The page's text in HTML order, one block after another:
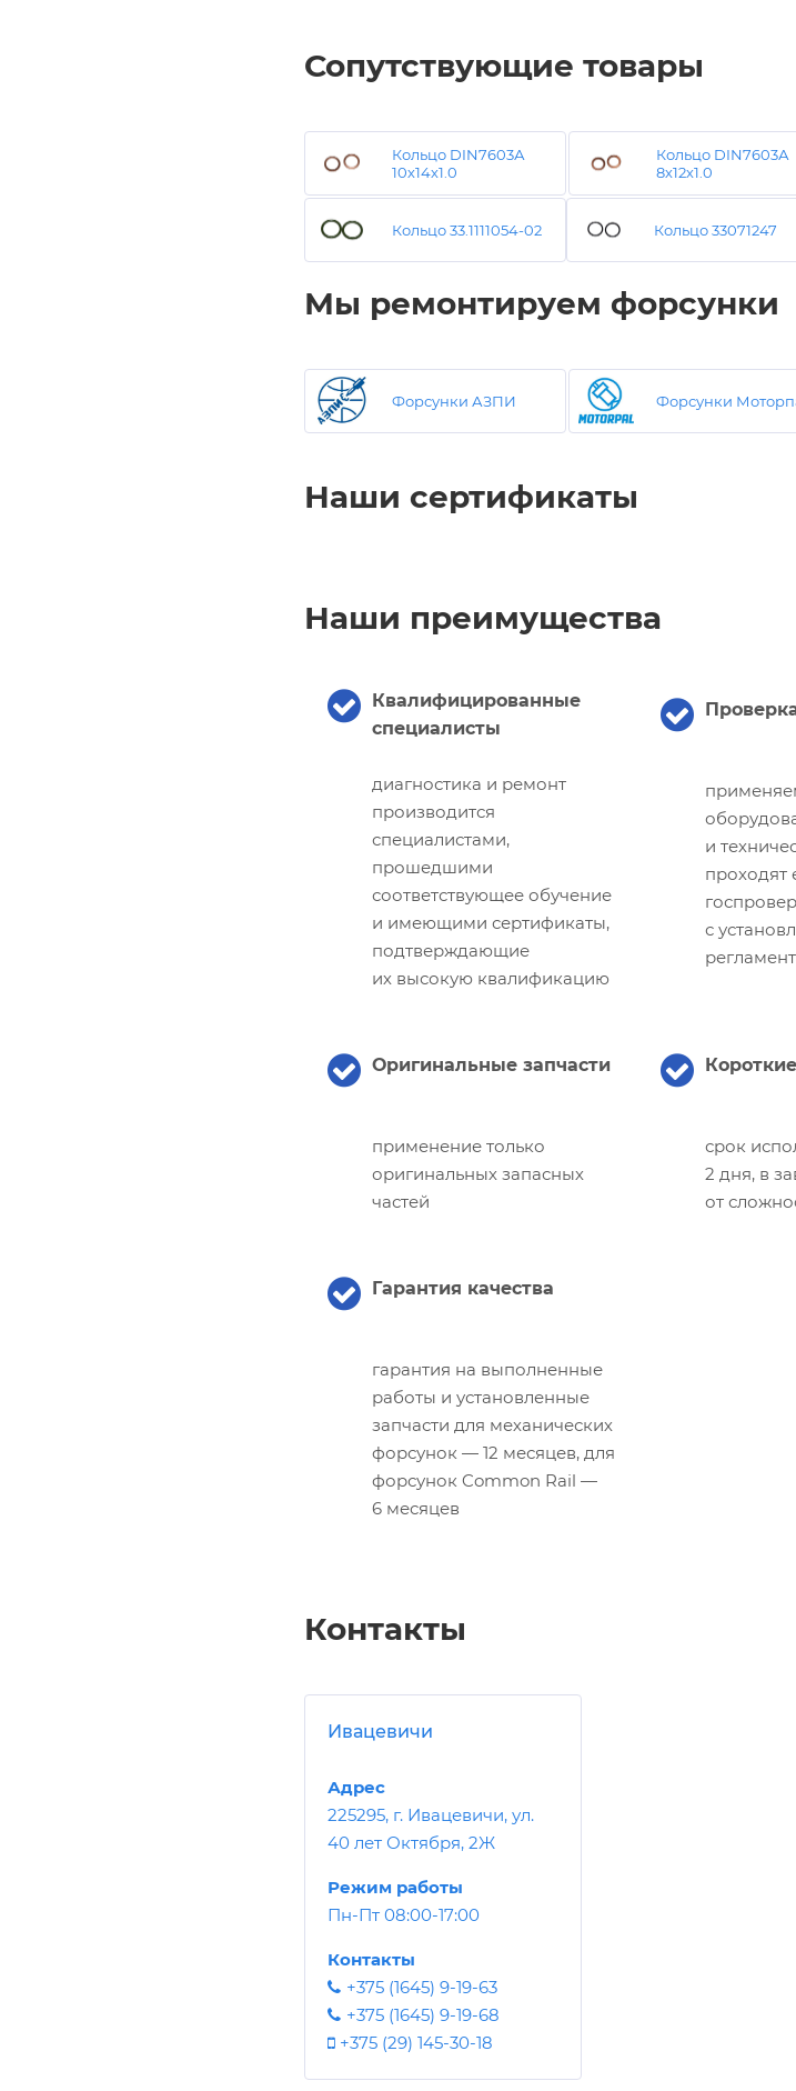
Сопутствующие товары
Кольцо DIN7603А
10х14х1.0
Кольцо DIN7603А
8х12х1.0
Кольцо 33.1111054-02 Кольцо 33071247
Мы ремонтируем форсунки
Форсунки АЗПИ Форсунки
Наши сертификаты
Наши преимущества
Квалифицированные
специалисты
диагностика и ремонт
производится
специалистами,
прошедшими
соответствующее обучение
и имеющими сертификаты,
подтверждающие
их высокую квалификацию
и
проходят
с
Оригинальные запчасти
применение только
оригинальных запасных
частей
срок
2 дня, в
от
Гарантия качества
гарантия на выполненные
работы и установленные
запчасти для механических
форсунок — 12 месяцев, для
форсунок Common Rail —
6 месяцев
Контакты
Ивацевичи
Адрес
225295, г. Ивацевичи, ул.
40 лет Октября, 2Ж
Режим работы
Пн-Пт 08:00-17:00
Контакты
+375 (1645) 9-19-63
+375 (1645) 9-19-68
+375 (29) 145-30-18